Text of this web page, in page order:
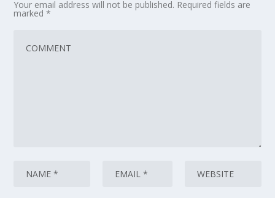
Your email address will not be published. Required fields are
marked*